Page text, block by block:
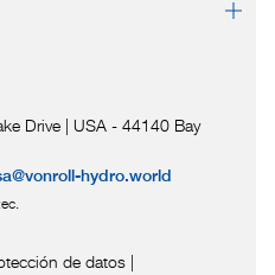
Drive | USA - 44140 Bay
hydro.world
de datos |